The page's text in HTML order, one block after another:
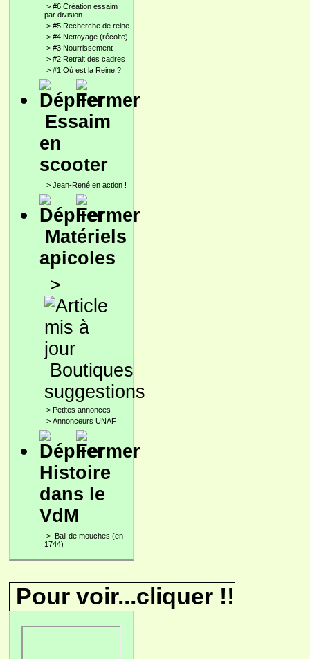
> #6 Création essaim
par division
> #5 Recherche de reine
> #4 Nettoyage (récolte)
> #3 Nourrissement
> #2 Retrait des cadres
> #1 Où est la Reine ?
Essaim
en
scooter
> Jean-René en action !
Matériels
apicoles
>
Boutiques
suggestions
> Petites annonces
> Annonceurs UNAF
Histoire
dans le
VdM
> Bail de mouches (en
1744)
Pour voir...cliquer !!